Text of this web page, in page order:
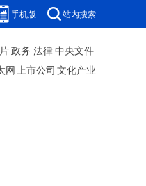
手机版 站内搜索
政务 法律中央文件
网上市公司 文化产业